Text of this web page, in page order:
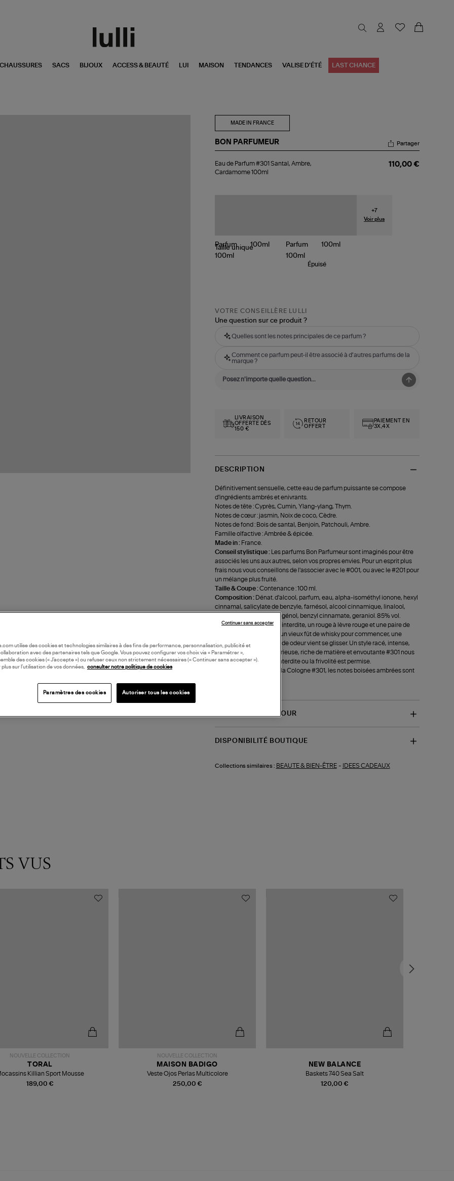
CHAUSSURES SACS BIJOUX ACCESS & BEAUTÉ LUI MAISON TENDANCES VALISE D'ÉTÉ LAST CHANCE
MADE IN FRANCE
BON PARFUMEUR
de
Parfum
Partager
Eau de Parfum #301 Santal, Ambre,
Cardamome 100ml
110,00 €
+7
Voir plus
Tailleunique
Épuisé
VOTRE CONSEILLÈRE LULLI
Une question sur ce produit ?
Quelles sont les notes principales de ce parfum ?
Comment ce parfum peut-il être associé à d'autres parfums de la
marque ?
LIVRAISON
OFFERTE DÈS
150 €
RETOUR
OFFERT
PAIEMENT EN
3X,4X
DESCRIPTION
Définitivement sensuelle, cette eau de parfum puissante se compose
d'ingrédients ambrés et enivrants.
Notes de tête : Cyprès, Cumin, Ylang-ylang, Thym.
Notes de cœur : jasmin, Noix de coco, Cèdre.
Notes de fond : Bois de santal, Benjoin, Patchouli, Ambre.
Famille olfactive : Ambrée & épicée.
Made in : France.
Conseil stylistique :
Les parfums Bon Parfumeur sont imaginés pour être
associés les uns aux autres, selon vos propres envies. Pour un esprit plus
frais nous vous conseillons de l'associer avec le #001, ou avec le #201 pour
un mélange plus fruité.
Taille & Coupe :Contenance : 100 ml.
Composition : Dénat. d'alcool, parfum, eau, alpha-isométhyl ionone, hexyl
cinnamal, salicylate de benzyle, farnésol, alcool cinnamique, linalool,
benzoate de benzyle, eugénol, benzyl cinnamate, geraniol. 85% vol.
Plus d'infos :Une soirée interdite, un rouge à lèvre rouge et une paire de
hauts talons. Un verre d’un vieux fût de whisky pour commencer, une
enivrante douce et chaude odeur vient se glisser. Un style racé, intense,
presque censuré. Mystérieuse, riche de matière et envoutante #301 nous
entraîne dans une nuit interdite ou la frivolité est permise.
Nathalie Koobus, créée la Cologne #301, les notes boisées ambrées sont
LIVRAISON ET RETOUR
DISPONIBILITÉ BOUTIQUE
Collections similaires : BEAUTE & BIEN-ÊTRE- IDEES CADEAUX
VUS
NOUVELLE COLLECTION
189,00 €
TORAL
Killian Sport Mousse
NOUVELLE COLLECTION
250,00 €
MAISON BADIGO
Veste Ojos Perlas Multicolore
120,00 €
NEW BALANCE
Baskets 740 Sea Salt
utilise des cookies et technologies similaires à des fins de performance, personnalisation, publicité et
avec des partenaires tels que Google. Vous pouvez configurer vos choix via « Paramétrer »,
des cookies (« J’accepte ») ou refuser ceux non strictement nécessaires (« Continuer sans accepter »).
plus sur l’utilisation de vos données,
consulter notre politique de cookies
Paramètres des cookies Autoriser tous les cookies
Continuer sans accepter